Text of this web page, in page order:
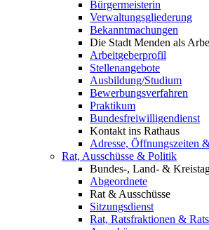
Bürgermeisterin
Verwaltungsgliederung
Bekanntmachungen
Die Stadt Menden als
Arbeitgeberprofil
Stellenangebote
Ausbildung/Studium
Bewerbungsverfahren
Praktikum
Bundesfreiwilligendienst
Kontakt ins Rathaus
Adresse, Öffnungszeiten
Rat, Ausschüsse & Politik
Bundes-, Land- &
Abgeordnete
Rat & Ausschüsse
Sitzungsdienst
Rat, Ratsfraktionen &